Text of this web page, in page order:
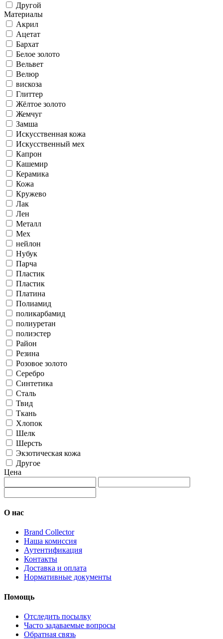
Другой
Материалы
Акрил
Ацетат
Бархат
Белое золото
Вельвет
Велюр
вискоза
Глиттер
Жёлтое золото
Жемчуг
Замша
Искусственная кожа
Искусственный мех
Капрон
Кашемир
Керамика
Кожа
Кружево
Лак
Лен
Металл
Мех
нейлон
Нубук
Парча
Пластик
Пластик
Платина
Полиамид
поликарбамид
полиуретан
полиэстер
Район
Резина
Розовое золото
Серебро
Синтетика
Сталь
Твид
Ткань
Хлопок
Шелк
Шерсть
Экзотическая кожа
Другое
Цена
О нас
Brand Collector
Наша комиссия
Аутентификация
Контакты
Доставка и оплата
Нормативные документы
Помощь
Отследить посылку
Часто задаваемые вопросы
Обратная связь